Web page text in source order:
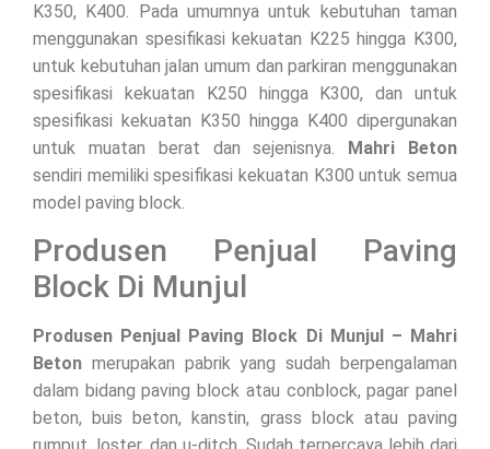
K350, K400. Pada umumnya untuk kebutuhan taman
menggunakan spesifikasi kekuatan K225 hingga K300,
untuk kebutuhan jalan umum dan parkiran menggunakan
spesifikasi kekuatan K250 hingga K300, dan untuk
spesifikasi kekuatan K350 hingga K400 dipergunakan
untuk muatan berat dan sejenisnya. Mahri Beton
sendiri memiliki spesifikasi kekuatan K300 untuk semua
model paving block.
Produsen Penjual Paving
Block Di Munjul
Produsen Penjual Paving Block Di Munjul – Mahri
Beton merupakan pabrik yang sudah berpengalaman
dalam bidang paving block atau conblock, pagar panel
beton, buis beton, kanstin, grass block atau paving
rumput, loster, dan u-ditch. Sudah terpercaya lebih dari